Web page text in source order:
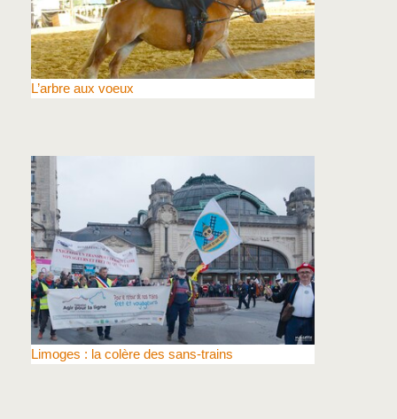
L’arbre aux voeux
Limoges : la colère des sans-trains